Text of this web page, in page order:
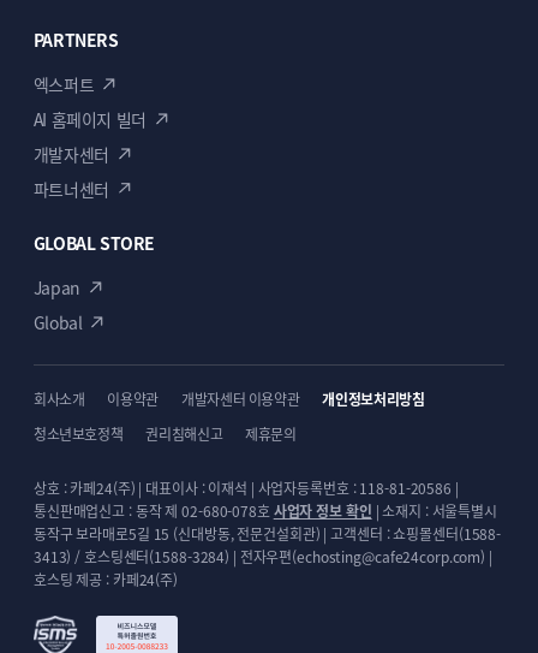
PARTNERS
엑스퍼트
AI 홈페이지 빌더
개발자센터
파트너센터
GLOBAL STORE
Japan
Global
회사소개 이용약관 개발자센터 이용약관
개인정보처리방침
청소년보호정책
권리침해신고 제휴문의
상호 : 카페24(주) | 대표이사 : 이재석 | 사업자등록번호 : 118-81-20586 |
통신판매업신고 : 동작 제 02-680-078호사업자 정보 확인 | 소재지 : 서울특별시
동작구 보라매로5길 15 (신대방동, 전문건설회관) | 고객센터 : 쇼핑몰센터(1588-
3413) / 호스팅센터(1588-3284) | 전자우편(echosting@cafe24corp.com) |
호스팅 제공 : 카페24(주)